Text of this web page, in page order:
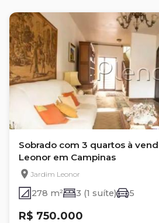
Sobrado com 3 quartos à
Leonor em Campinas
Jardim Leonor
278 m² 3 (1 suíte) 5
R$ 750.000